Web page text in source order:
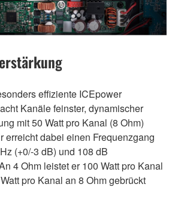
effiziente ICEpower
Kanäle feinster, dynamischer
mit 50 Watt pro Kanal (8 Ohm)
erreicht dabei einen Frequenzgang
(+0/-3 dB) und 108 dB
4 Ohm leistet er 100 Watt pro Kanal
pro Kanal an 8 Ohm gebrückt